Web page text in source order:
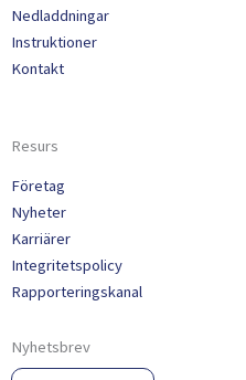
Nedladdningar
Instruktioner
Kontakt
Resurs
Företag
Nyheter
Karriärer
Integritetspolicy
Rapporteringskanal
Nyhetsbrev